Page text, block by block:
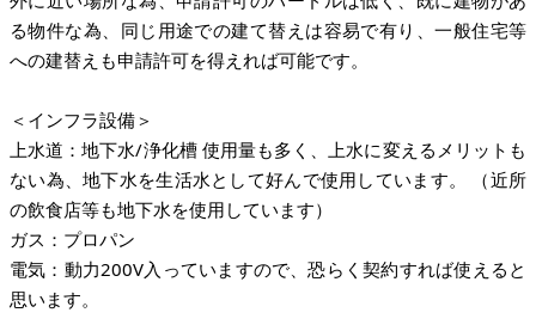
る物件な為、同じ用途での建て替えは容易で有り、一般住宅等
への建替えも申請許可を得えれば可能です。
＜インフラ設備＞
上水道：地下水/浄化槽 使用量も多く、上水に変えるメリットも
ない為、地下水を生活水として好んで使用しています。 （近所
の飲食店等も地下水を使用しています）
ガス：プロパン
電気：動力200V入っていますので、恐らく契約すれば使えると
思います。